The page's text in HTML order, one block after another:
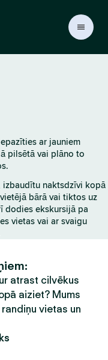
ar jauniem
pilsētā vai plāno to
izbaudītu naktsdzīvi kopā
bārā vai tiktos uz
dodies ekskursijā pa
vietas vai ar svaigu
atrast cilvēkus
aiziet? Mums
vietas un